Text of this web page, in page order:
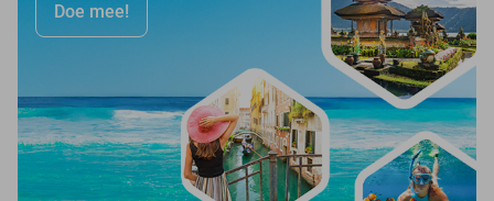
Doe mee!